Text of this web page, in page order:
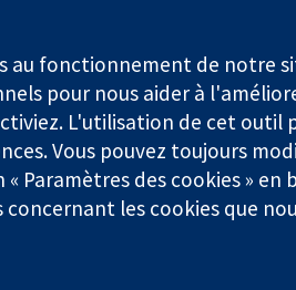
Uni
à responsabilité limitée par
Générales
au fonctionnement de notre
pour nous aider à
L'utilisation de cet
Vous pouvez toujours
Paramètres des cookies » en
les cookies que